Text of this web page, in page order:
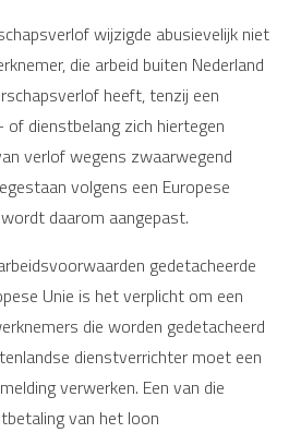
wijzigde abusievelijk niet
die arbeid buiten Nederland
heeft, tenzij een
dienstbelang zich hiertegen
verlof wegens zwaarwegend
volgens een Europese
daarom aangepast.
gedetacheerde
Unie is het verplicht om een
die worden gedetacheerd
dienstverrichter moet een
verwerken. Een van die
van het loon